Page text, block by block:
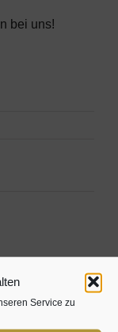
Service zu
bei uns!